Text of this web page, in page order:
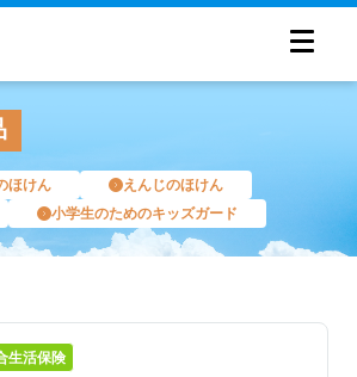
ほけん
えんじのほけん
小学生のためのキッズガード
生活保険